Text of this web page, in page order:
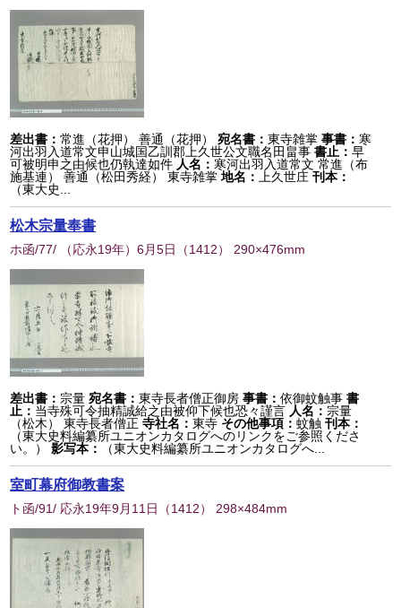
差出書：常進（花押） 善通（花押） 宛名書：東寺雑掌 事書： 寒
河出羽入道常文申山城国乙訓郡上久世公文職名田畠事書止：早
可被明申之由候也仍執達如件 人名： 寒河出羽入道常文 常進（布
施基連） 善通（松田秀経） 東寺雑掌 地名： 上久世庄 刊本：
（東大史...
松木宗量奉書
ホ函/77/ （応永19年）6月5日 （1412） 290×476mm
差出書： 宗量 宛名書：東寺長者僧正御房 事書：依御蚊触事 書
止： 当寺殊可令抽精誠給之由被仰下候也恐々謹言 人名： 宗量
（松木） 東寺長者僧正 寺社名：東寺 その他事項：蚊触 刊本：
（東大史料編纂所ユニオンカタログへのリンクをご参照くださ
い。）
影写本： （東大史料編纂所ユニオンカタログへ...
室町幕府御教書案
ト函/91/ 応永19年9月11日 （1412） 298×484mm